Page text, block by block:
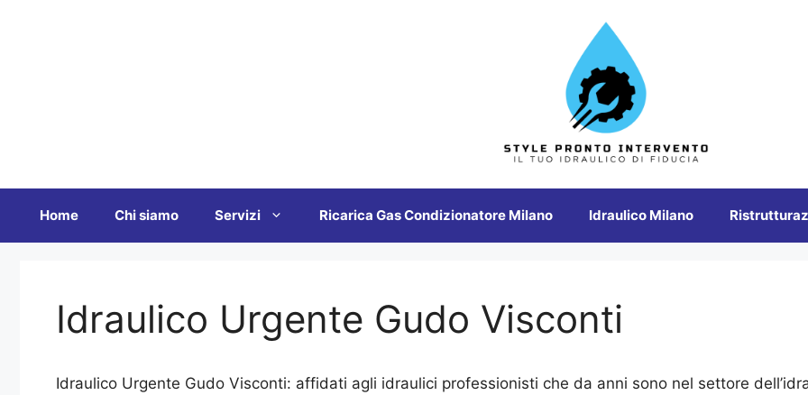
Home Chi siamo Servizi Ricarica Gas Condizionatore Milano Idraulico Milano
Idraulico Urgente Gudo Visconti
Idraulico Urgente Gudo Visconti: affidati agli idraulici professionisti che da anni sono nel settore